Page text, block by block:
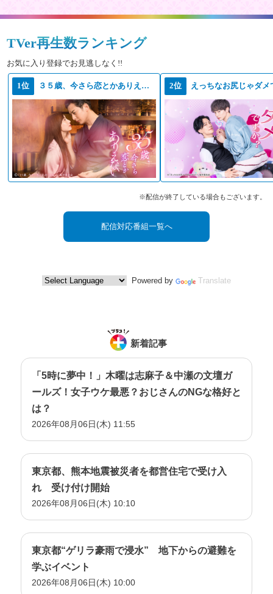
TVer再生数ランキング
お気に入り登録でお見逃しなく!!
1位 ３５歳、今さら恋とかありえない 2位 えっちなお尻じゃダメ
※配信が終了している場合もございます。
配信対応番組一覧へ
Powered by Translate
新着記事
「5時に夢中！」木曜は志麻子＆中瀬の文壇ガ
ールズ！女子ウケ最悪？おじさんのNGな格好と
は？
2026年08月06日(木) 11:55
東京都、熊本地震被災者を都営住宅で受け入
れ 受け付け開始
2026年08月06日(木) 10:10
東京都“ゲリラ豪雨で浸水” 地下からの避難を
学ぶイベント
2026年08月06日(木) 10:00